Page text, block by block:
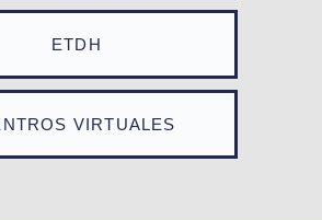
ETDH
VIRTUALES